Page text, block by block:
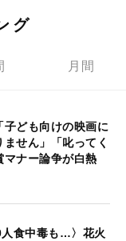
グ
月間
子ども向けの映画に
せん」「叱ってく
マナー論争が白熱
人食中毒も…〉花火